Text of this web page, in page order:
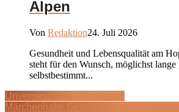
Alpen
Von Redaktion24. Juli 2026
Gesundheit und Lebensqualität am
steht für den Wunsch, möglichst
selbstbestimmt...
Unvergessliche Weinreisen
Märchenhafte Geschichte am